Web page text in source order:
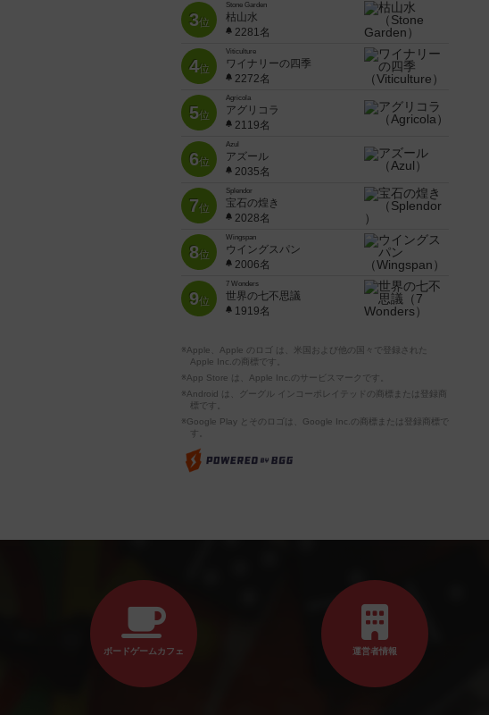
3位
Stone Garden
枯山水
2281名
4位
Viticulture
ワイナリーの四季
2272名
5位
Agricola
アグリコラ
2119名
6位
Azul
アズール
2035名
7位
Splendor
宝石の煌き
2028名
8位
Wingspan
ウイングスパン
2006名
9位
7 Wonders
世界の七不思議
1919名
※Apple、Apple のロゴ は、米国および他の国々で登録された
Apple Inc.の商標です。
※App Store は、Apple Inc.のサービスマークです。
※Android は、グーグル インコーポレイテッドの商標または登録商
標です。
※Google Play とそのロゴは、Google Inc.の商標または登録商標で
す。
ボードゲームカフェ 運営者情報